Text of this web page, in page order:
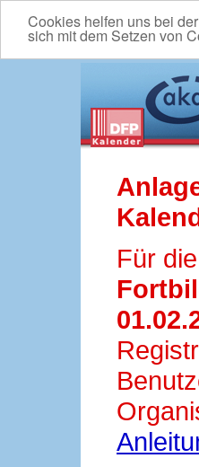
Cookies helfen uns bei
sich mit dem Setzen von
Für